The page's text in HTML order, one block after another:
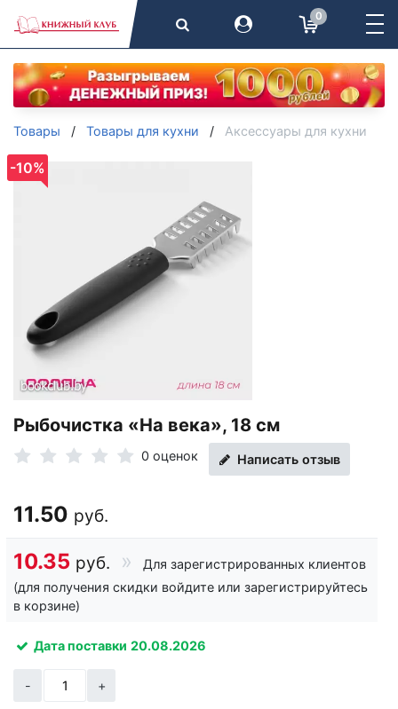
0
Товары Товары для кухни Аксессуары для кухни
-10%
Рыбочистка «На века», 18 см
0 оценок Написать отзыв
11.50 руб.
10.35 руб.
Для зарегистрированных клиентов
(для получения скидки войдите или зарегистрируйтесь
в корзине)
Дата поставки 20.08.2026
- +